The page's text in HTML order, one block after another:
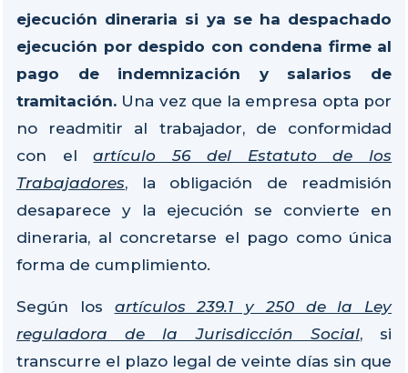
ejecución dineraria si ya se ha despachado
ejecución por despido con condena firme al
pago de indemnización y salarios de
tramitación. Una vez que la empresa opta por
no readmitir al trabajador, de conformidad
con elartículo 56 del Estatuto de los
Trabajadores, la obligación de readmisión
desaparece y la ejecución se convierte en
dineraria, al concretarse el pago como única
forma de cumplimiento.
Según los artículos 239.1 y 250 de la Ley
reguladora de la Jurisdicción Social, si
transcurre el plazo legal de veinte días sin que